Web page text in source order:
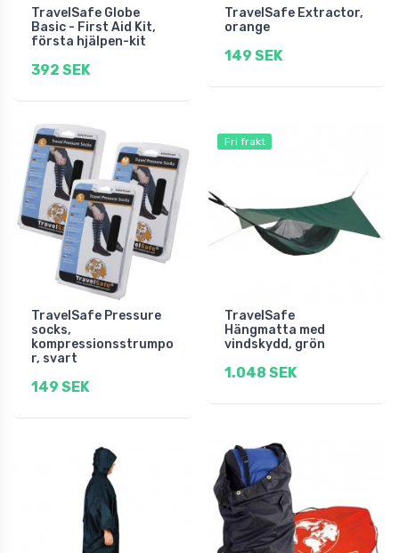
TravelSafe Globe
Basic - First Aid Kit,
första hjälpen-kit
392 SEK
TravelSafe Extractor,
orange
149 SEK
TravelSafe Pressure
socks,
kompressionsstrumpo
r, svart
149 SEK
Fri frakt
TravelSafe
Hängmatta med
vindskydd, grön
1.048 SEK